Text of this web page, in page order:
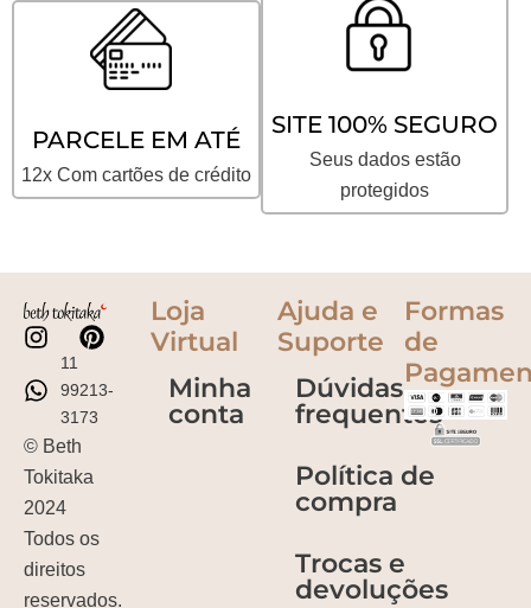
PARCELE EM ATÉ
12x Com cartões de crédito
SITE 100% SEGURO
Seus dados estão
protegidos
11
99213-
3173
© Beth
Tokitaka
2024
Todos os
direitos
reservados.
Loja
Virtual
Minha
conta
Ajuda e
Suporte
Dúvidas
frequentes
Política de
compra
Trocas e
devoluções
Formas
de